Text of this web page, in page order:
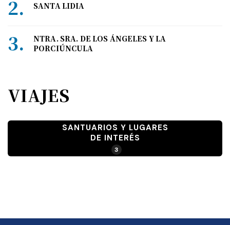
SANTA LIDIA
NTRA. SRA. DE LOS ÁNGELES Y LA
PORCIÚNCULA
VIAJES
SANTUARIOS Y LUGARES
DE INTERÉS
3